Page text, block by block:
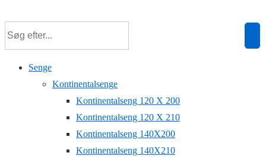
hovedindhold
Senge
Kontinentalsenge
Kontinentalseng 120 X 200
Kontinentalseng 120 X 210
Kontinentalseng 140X200
Kontinentalseng 140X210